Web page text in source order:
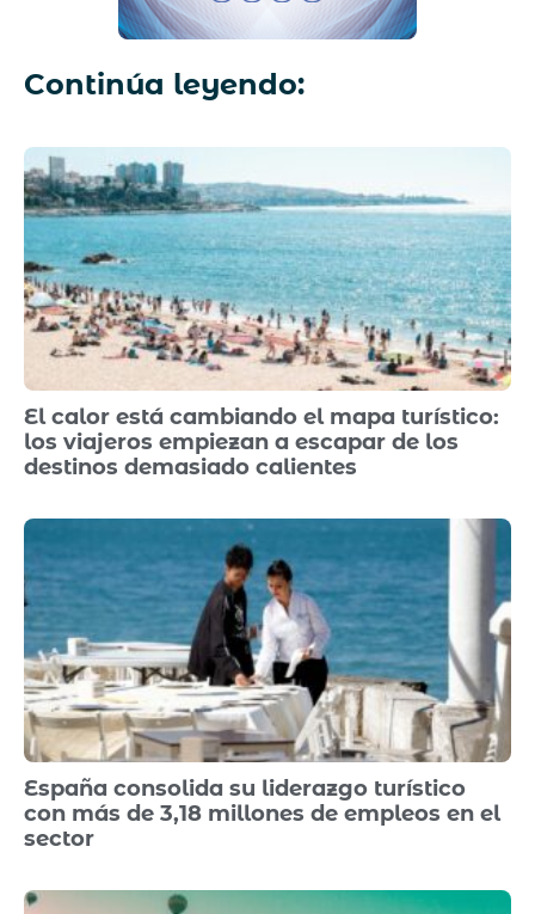
Continúa leyendo:
El calor está cambiando el mapa turístico:
los viajeros empiezan a escapar de los
destinos demasiado calientes
España consolida su liderazgo turístico
con más de 3,18 millones de empleos en el
sector